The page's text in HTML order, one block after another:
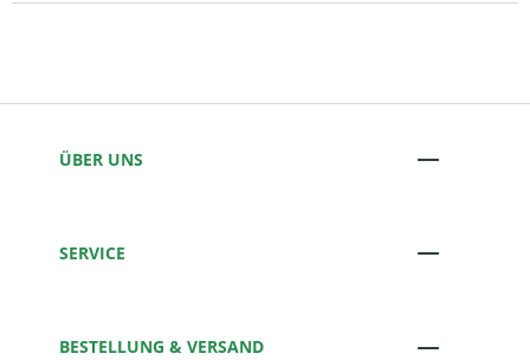
ÜBER UNS
SERVICE
BESTELLUNG & VERSAND